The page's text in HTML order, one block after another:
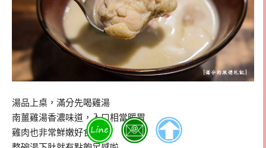
湯品上桌，滿分先喝雞湯
南薑雞湯香濃味道，入口相當暖胃
雞肉也非常鮮嫩好食呢